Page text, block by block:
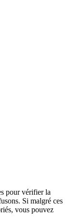
pour vérifier la
Si malgré ces
vous pouvez